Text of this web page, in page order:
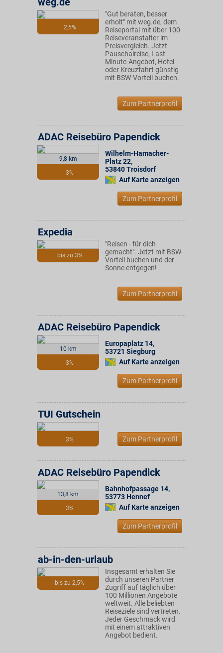
2,5%
"Gut beraten, besser
erholt" mit weg.de, dem
Reiseportal mit über 100
Reiseveranstalter im
Preisvergleich. Jetzt
Pauschalreise, Last-
Minute-Angebot, Hotel
oder Kreuzfahrt günstig
mit BSW-Vorteil buchen.
Zum Partnerprofil
9,8 km
3%
ADAC Reisebüro Papendick
Wilhelm-Hamacher-
Platz 22,
53840Troisdorf
Auf Karte anzeigen
Zum Partnerprofil
bis zu 3%
Expedia
"Reisen - für dich
gemacht". Jetzt mit BSW-
Vorteil buchen und der
Sonne entgegen!
Zum Partnerprofil
10 km
3%
ADAC Reisebüro Papendick
Europaplatz 14,
53721 Siegburg
Auf Karte anzeigen
Zum Partnerprofil
3%
TUI Gutschein
Zum Partnerprofil
13,8 km
3%
ADAC Reisebüro Papendick
Bahnhofpassage 14,
53773 Hennef
Auf Karte anzeigen
Zum Partnerprofil
bis zu 2,5%
ab-in-den-urlaub
Insgesamt erhalten Sie
durch unseren Partner
Zugriff auf täglich über
100 Millionen Angebote
weltweit. Alle beliebten
Reiseziele sind vertreten.
Jeder Geschmack wird
mit einem attraktiven
Angebot bedient.